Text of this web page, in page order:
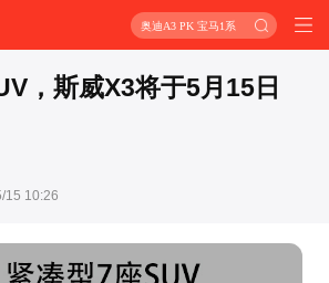
奥迪A3 PK 宝马1系
，斯威X3将于5月15日
15 10:26